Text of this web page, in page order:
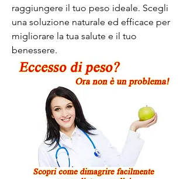
raggiungere il tuo peso ideale. Scegli
una soluzione naturale ed efficace per
migliorare la tua salute e il tuo
benessere.